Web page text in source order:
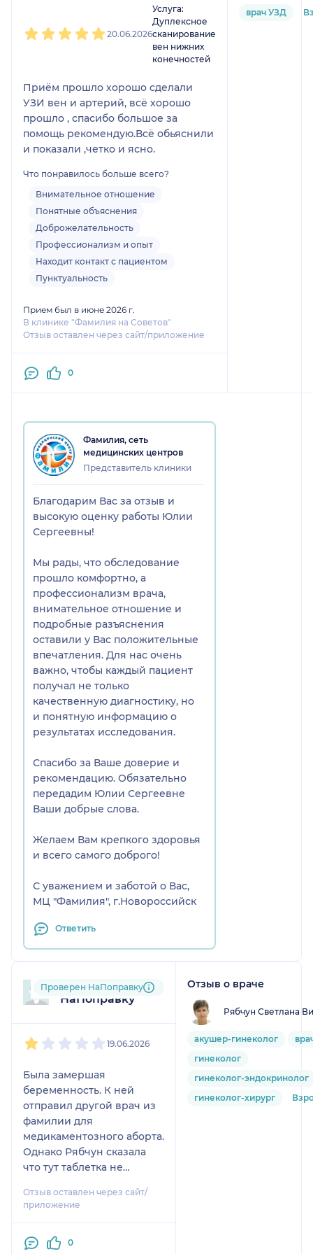
20.06.2026
Услуга:
Дуплексное
сканирование
вен нижних
конечностей
Приём прошло хорошо сделали
УЗИ вен и артерий, всё хорошо
прошло , спасибо большое за
помощь рекомендую.Всё обьяснили
и показали ,четко и ясно.
Что понравилось больше всего?
Внимательное отношение
Понятные объяснения
Доброжелательность
Профессионализм и опыт
Находит контакт с пациентом
Пунктуальность
Прием был в июне 2026 г.
В клинике "Фамилия на Советов"
Отзыв оставлен через сайт/приложение
0
врач УЗД
Фамилия, сеть
медицинских центров
Представитель клиники
Благодарим Вас за отзыв и
высокую оценку работы Юлии
Сергеевны!
Мы рады, что обследование
прошло комфортно, а
профессионализм врача,
внимательное отношение и
подробные разъяснения
оставили у Вас положительные
впечатления. Для нас очень
важно, чтобы каждый пациент
получал не только
качественную диагностику, но
и понятную информацию о
результатах исследования.
Спасибо за Ваше доверие и
рекомендацию. Обязательно
передадим Юлии Сергеевне
Ваши добрые слова.
Желаем Вам крепкого здоровья
и всего самого доброго!
С уважением и заботой о Вас,
МЦ "Фамилия", г.Новороссийск
Ответить
Пользователь
НаПоправку
Проверен НаПоправку
19.06.2026
Была замершая
беременность. К ней
отправил другой врач из
фамилии для
медикаментозного аборта.
Однако Рябчун сказала
что тут таблетка не
аспирация. Она
договорилась со своей
решила проблему. Мне
Отзыв оставлен через сайт/
приложение
0
Отзыв о враче
Рябчун Светлана
акушер-гинеколог
гинеколог
гинеколог-эндокринолог
гинеколог-хирург